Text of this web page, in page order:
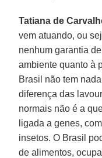
Tatiana de
vem atuando, ou
nenhum garantia
ambiente quanto à
Brasil não tem
diferença das
normais não é a
ligada a genes,
insetos. O Brasil
de alimentos,